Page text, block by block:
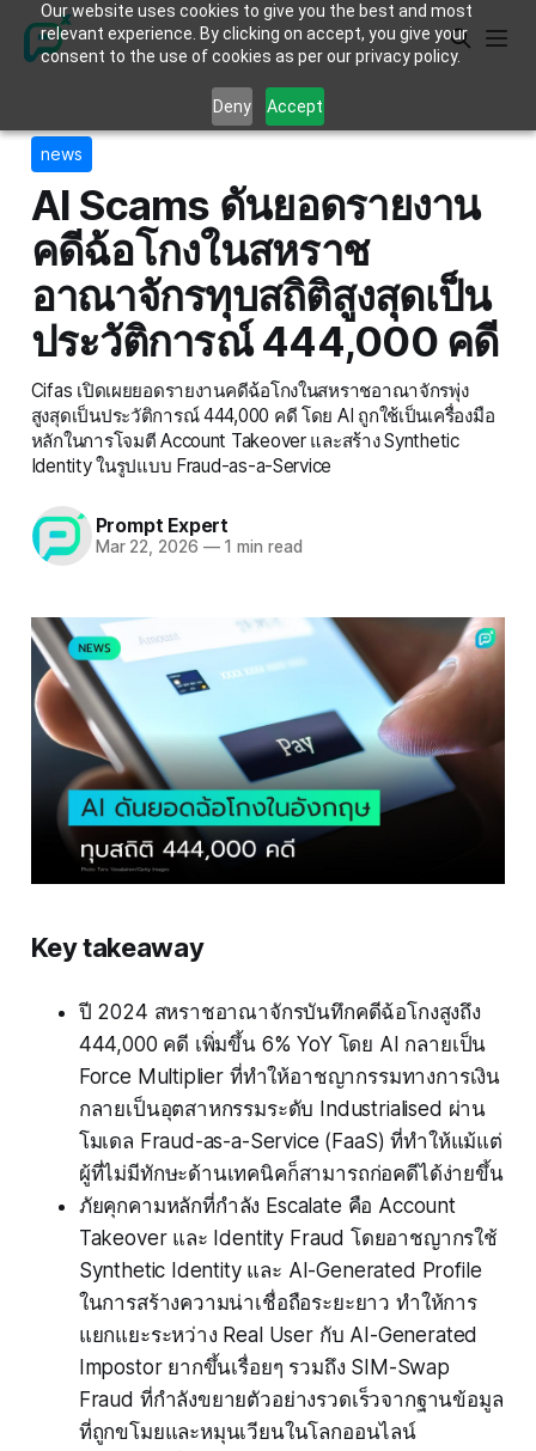
Our website uses cookies to give you the best and most
relevant experience. By clicking on accept, you give your
consent to the use of cookies as per our privacy policy.
Deny Accept
news
AI Scams ดันยอดรายงาน
คดีฉ้อโกงในสหราช
อาณาจักรทุบสถิติสูงสุดเป็น
ประวัติการณ์ 444,000 คดี
Cifas เปิดเผยยอดรายงานคดีฉ้อโกงในสหราชอาณาจักรพุ่ง
สูงสุดเป็นประวัติการณ์ 444,000 คดี โดย AI ถูกใช้เป็นเครื่องมือ
หลักในการโจมตี Account Takeover และสร้าง Synthetic
Identity ในรูปแบบ Fraud-as-a-Service
Prompt Expert
Mar 22, 2026 —1 min read
Key takeaway
ปี 2024 สหราชอาณาจักรบันทึกคดีฉ้อโกงสูงถึง
444,000 คดี เพิ่มขึ้น 6% YoY โดย AI กลายเป็น
Force Multiplier ที่ทำให้อาชญากรรมทางการเงิน
กลายเป็นอุตสาหกรรมระดับ Industrialised ผ่าน
โมเดล Fraud-as-a-Service (FaaS) ที่ทำให้แม้แต่
ผู้ที่ไม่มีทักษะด้านเทคนิคก็สามารถก่อคดีได้ง่ายขึ้น
ภัยคุกคามหลักที่กำลัง Escalate คือ Account
Takeover และ Identity Fraud โดยอาชญากรใช้
Synthetic Identity และ AI-Generated Profile
ในการสร้างความน่าเชื่อถือระยะยาว ทำให้การ
แยกแยะระหว่าง Real User กับ AI-Generated
Impostor ยากขึ้นเรื่อยๆ รวมถึง SIM-Swap
Fraud ที่กำลังขยายตัวอย่างรวดเร็วจากฐานข้อมูล
ที่ถูกขโมยและหมุนเวียนในโลกออนไลน์